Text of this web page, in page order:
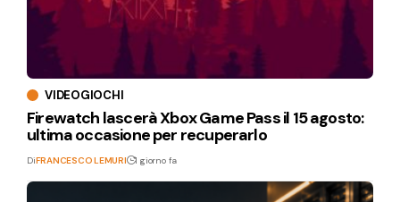
VIDEOGIOCHI
Firewatch lascerà Xbox Game Pass il 15 agosto:
ultima occasione per recuperarlo
DiFRANCESCO LEMURI 1 giorno fa